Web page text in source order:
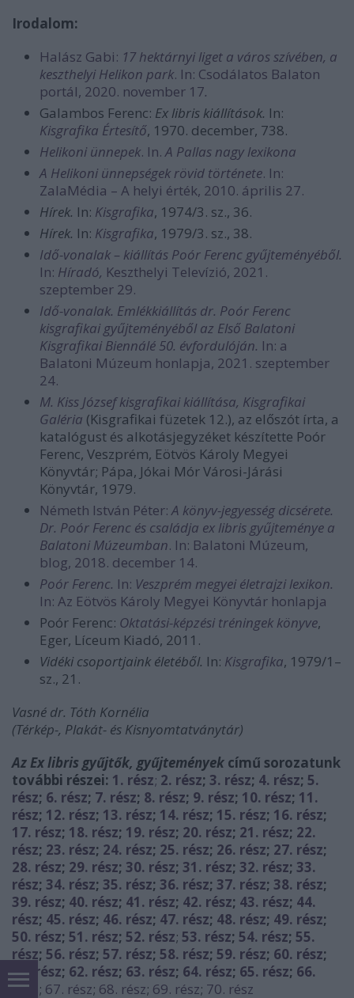
Irodalom:
Halász Gabi: 17 hektárnyi liget a város szívében, a
keszthelyi Helikon park. In: Csodálatos Balaton
portál, 2020. november 17.
Galambos Ferenc: Ex libris kiállítások. In:
Kisgrafika Értesítő, 1970. december, 738.
Helikoni ünnepek. In.A Pallas nagy lexikona
A Helikoni ünnepségek rövid története. In:
ZalaMédia – A helyi érték, 2010. április 27.
Hírek. In: Kisgrafika, 1974/3. sz., 36.
Hírek. In: Kisgrafika, 1979/3. sz., 38.
Idő-vonalak – kiállítás Poór Ferenc gyűjteményéből.
In: Híradó, Keszthelyi Televízió, 2021.
szeptember 29.
Idő-vonalak. Emlékkiállítás dr. Poór Ferenc
kisgrafikai gyűjteményéből az Első Balatoni
Kisgrafikai Biennálé 50. évfordulóján. In: a
Balatoni Múzeum honlapja, 2021. szeptember
24.
M. Kiss József kisgrafikai kiállítása, Kisgrafikai
Galéria (Kisgrafikai füzetek 12.), az előszót írta, a
katalógust és alkotásjegyzéket készítette Poór
Ferenc, Veszprém, Eötvös Károly Megyei
Könyvtár; Pápa, Jókai Mór Városi-Járási
Könyvtár, 1979.
Németh István Péter:A könyv-jegyesség dicsérete.
Dr. Poór Ferenc és családja ex libris gyűjteménye a
Balatoni Múzeumban. In: Balatoni Múzeum,
blog, 2018. december 14.
Poór Ferenc. In: Veszprém megyei életrajzi lexikon.
In: Az Eötvös Károly Megyei Könyvtár honlapja
Poór Ferenc: Oktatási-képzési tréningek könyve,
Eger, Líceum Kiadó, 2011.
Vidéki csoportjaink életéből. In: Kisgrafika, 1979/1–
sz., 21.
Vasné dr. Tóth Kornélia
(Térkép-, Plakát- és Kisnyomtatványtár)
Az Ex libris gyűjtők, gyűjtemények című sorozatunk
további részei: 1. rész; 2. rész; 3. rész; 4. rész; 5.
rész; 6. rész; 7. rész; 8. rész; 9. rész; 10. rész; 11.
rész; 12. rész; 13. rész; 14. rész; 15. rész; 16. rész;
17. rész; 18. rész; 19. rész; 20. rész; 21. rész; 22.
rész; 23. rész; 24. rész; 25. rész; 26. rész; 27. rész;
28. rész; 29. rész; 30. rész; 31. rész; 32. rész; 33.
rész; 34. rész; 35. rész; 36. rész; 37. rész; 38. rész;
39. rész; 40. rész; 41. rész; 42. rész; 43. rész; 44.
rész; 45. rész; 46. rész; 47. rész; 48. rész; 49. rész;
50. rész; 51. rész; 52. rész; 53. rész; 54. rész; 55.
rész; 56. rész; 57. rész; 58. rész; 59. rész; 60. rész;
61. rész; 62. rész; 63. rész; 64. rész; 65. rész; 66.
rész ; 67. rész; 68. rész; 69. rész; 70. rész